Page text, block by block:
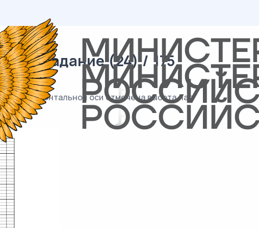
03 задание (24) / 175
На горизонтальной оси отмечена высота над